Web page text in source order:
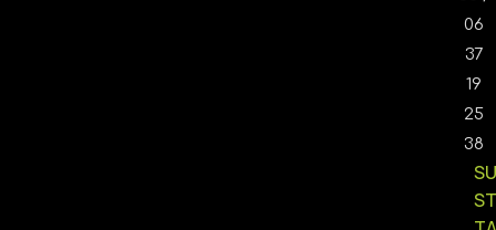
06
37
19
25
38